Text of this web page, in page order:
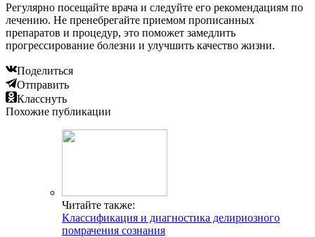
Регулярно посещайте врача и следуйте его рекомендациям по
лечению. Не пренебрегайте приемом прописанных
препаратов и процедур, это поможет замедлить
прогрессирование болезни и улучшить качество жизни.
Поделиться
Отправить
Класснуть
Похожие публикации
Читайте также:
Классификация и диагностика делириозного
помрачения сознания